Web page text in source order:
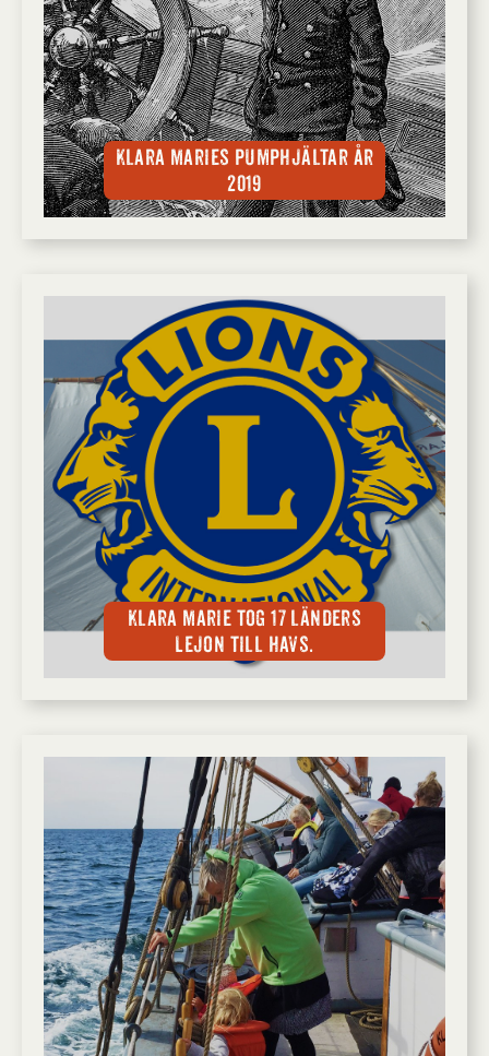
Klara Maries pumphjältar år
2019
Klara Marie tog 17 länders
Lejon till havs.